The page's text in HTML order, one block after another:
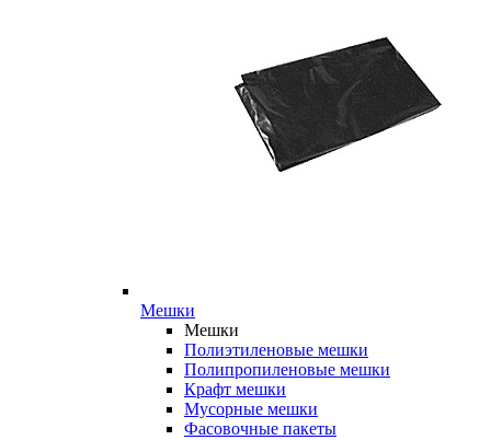
Мешки
Мешки
Полиэтиленовые мешки
Полипропиленовые мешки
Крафт мешки
Мусорные мешки
Фасовочные пакеты